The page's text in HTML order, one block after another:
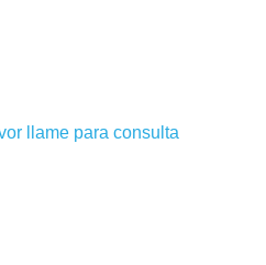
llame para consulta